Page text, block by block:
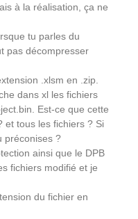
à la réalisation, ça ne
tu parles du
pas décompresser
.xlsm en .zip.
dans xl les fichiers
Est-ce que cette
et tous les fichiers ? Si
préconises ?
ainsi que le DPB
fichiers modifié et je
du fichier en